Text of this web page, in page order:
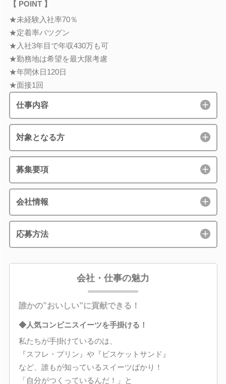
【 POINT 】
★未経験入社率70％
★定着率バツグン
★入社3年目で年収430万も可
★勤務地は希望を最大限考慮
★年間休日120日
★面接1回
仕事内容
対象となる方
募集要項
会社情報
応募方法
会社・仕事の魅力
誰かの”おいしい”に貢献できる！
◆人気コンビニスイーツを手掛ける！
私たちが手掛けているのは、
『スフレ・プリン』や『ビスケットサンド』
など、誰もが知っているスイーツばかり！
「自分がつくっているんだ！」と